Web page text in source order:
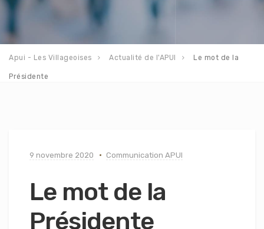
Apui - Les Villageoises Actualité de l'APUI Le mot de la
Présidente
9 novembre 2020 Communication APUI
Le mot de la
Présidente